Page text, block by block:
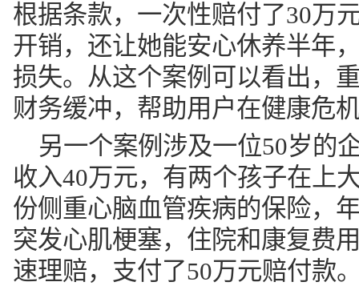
根据条款，一次性赔付了30万
开销，还让她能安心休养半年
损失。从这个案例可以看出，
财务缓冲，帮助用户在健康危
另一个案例涉及一位50岁的
收入40万元，有两个孩子在上
份侧重心脑血管疾病的保险，
突发心肌梗塞，住院和康复费
速理赔，支付了50万元赔付款